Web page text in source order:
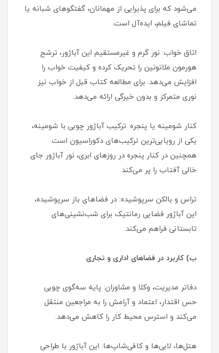
می‌شود که برای پذیرایی از مهمانان، گفتگوهای شبانه یا
تماشای فیلم، ایده‌آل است.
اتاق خواب: نور گرم و غیرمستقیم این آباژور، ترشح
هورمون ملاتونین را تحریک کرده و کیفیت خواب را
افزایش می‌دهد. برای مطالعه کتاب قبل از خواب نیز
نوری متمرکز و بدون خیرگی ارائه می‌دهد.
کنار شومینه یا پنجره: ترکیب آباژور چوبی با شومینه،
یکی از رویایی‌ترین ترکیب‌های دکوراسیون است.
همچنین در کنار پنجره در روزهای ابری، نور آباژور جای
خالی آفتاب را پر می‌کند.
تراس و بالکن سرپوشیده: در فضاهای باز سرپوشیده،
این آباژور فضایی رمانتیک برای شب‌نشینی‌های
تابستانی فراهم می‌کند.
ب) کاربرد در فضاهای اداری و تجاری
دفاتر مدیریت، وکلا و مشاوران: پایه سه‌گوی چوبی
حس اقتدار، اعتماد و آرامش را به مراجعین منتقل
می‌کند و استرس محیط کار را کاهش می‌دهد.
هتل‌ها، لابی‌ها و کافی‌شاپ‌ها: این آباژور با طراحی